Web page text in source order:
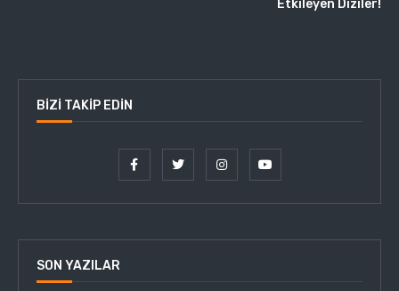
Etkileyen Diziler!
BIZI TAKIP EDIN
SON YAZILAR